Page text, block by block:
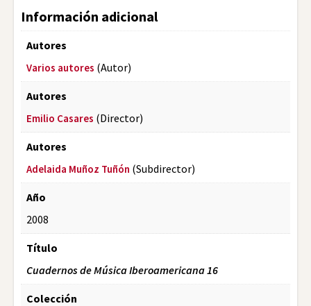
Información adicional
Autores
Varios autores (Autor)
Autores
Emilio Casares (Director)
Autores
Adelaida Muñoz Tuñón (Subdirector)
Año
2008
Título
Cuadernos de Música Iberoamericana 16
Colección